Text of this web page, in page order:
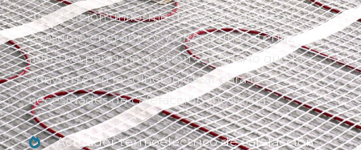
distribución uniforme del calor, reduce el
consumo energético y ofrece una interfaz
intuitiva para una gestión sencilla, lo que la
convierte en la solución ideal para las
necesidades de calefacción modernas.
Actuador termoeléctrico de calefacción